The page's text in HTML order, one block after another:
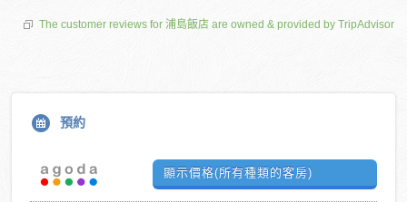
The customer reviews for 浦島飯店 are owned & provided by TripAdvisor
預約
顯示價格(所有種類的客房)